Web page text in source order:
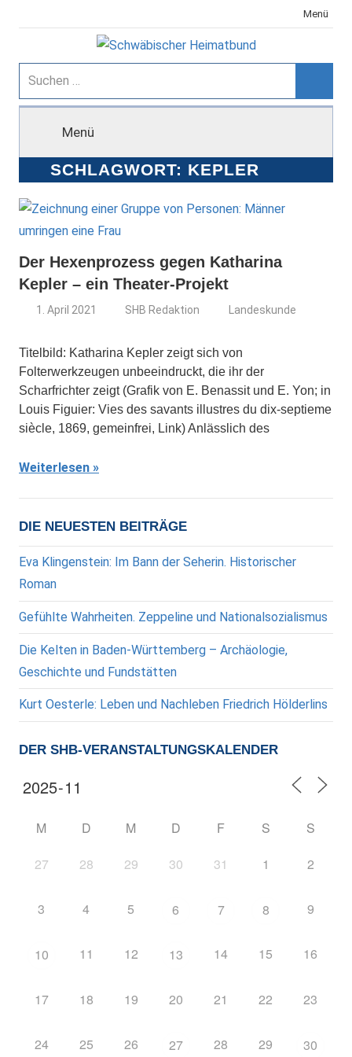
Inhalt
Menü
Schwäbischer
Heimatbund
Suchen
nach:
Menü
SCHLAGWORT: KEPLER
Der Hexenprozess gegen Katharina
Kepler – ein Theater-Projekt
1. April 2021 SHB Redaktion Landeskunde
Titelbild: Katharina Kepler zeigt sich von
Folterwerkzeugen unbeeindruckt, die ihr der
Scharfrichter zeigt (Grafik von E. Benassit und E. Yon; in
Louis Figuier: Vies des savants illustres du dix-septieme
siècle, 1869, gemeinfrei, Link) Anlässlich des
Weiterlesen
DIE NEUESTEN BEITRÄGE
Eva Klingenstein: Im Bann der Seherin. Historischer
Roman
Gefühlte Wahrheiten. Zeppeline und Nationalsozialismus
Die Kelten in Baden-Württemberg – Archäologie,
Geschichte und Fundstätten
Kurt Oesterle: Leben und Nachleben Friedrich Hölderlins
DER SHB-VERANSTALTUNGSKALENDER
M D M D F S S
27 28 29 30 31 1 2
3 4 5 6 7 8 9
10 11 12 13 14 15 16
17 18 19 20 21 22 23
24 25 26 27 28 29 30